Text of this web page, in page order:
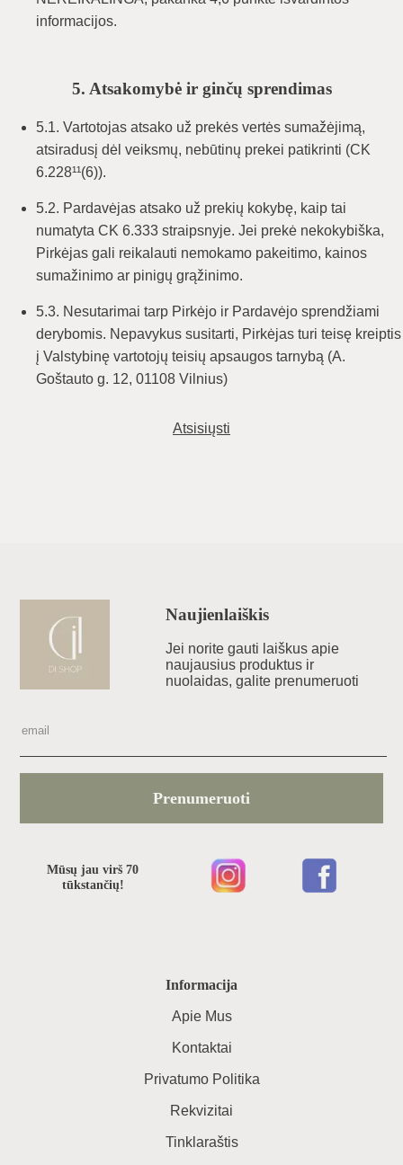
informacijos.
5. Atsakomybė ir ginčų sprendimas
5.1. Vartotojas atsako už prekės vertės sumažėjimą,
atsiradusį dėl veiksmų, nebūtinų prekei patikrinti (CK
6.228¹¹(6)).
5.2. Pardavėjas atsako už prekių kokybę, kaip tai
numatyta CK 6.333 straipsnyje. Jei prekė nekokybiška,
Pirkėjas gali reikalauti nemokamo pakeitimo, kainos
sumažinimo ar pinigų grąžinimo.
5.3. Nesutarimai tarp Pirkėjo ir Pardavėjo sprendžiami
derybomis. Nepavykus susitarti, Pirkėjas turi teisę kreiptis
į Valstybinę vartotojų teisių apsaugos tarnybą (A.
Goštauto g. 12, 01108 Vilnius)
Atsisiųsti
Informacija
Apie Mus
Kontaktai
Privatumo Politika
Rekvizitai
Tinklaraštis
Naujienlaiškis
Jei norite gauti laiškus apie
naujausius produktus ir
nuolaidas, galite prenumeruoti
Prenumeruoti
Mūsų jau virš 70
tūkstančių!